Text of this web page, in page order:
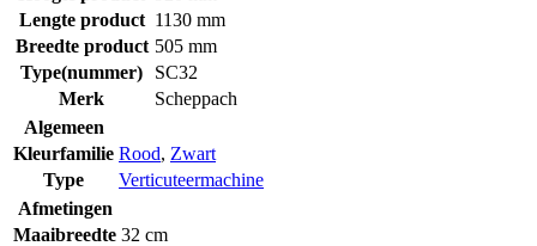
Lengte product 1130 mm
Breedte product 505 mm
Type(nummer)
SC32
Merk
Scheppach
Algemeen
Kleurfamilie Rood, Zwart
Type
Verticuteermachine
Afmetingen
Maaibreedte 32 cm